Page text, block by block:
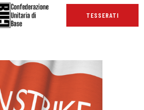
TESSERATI